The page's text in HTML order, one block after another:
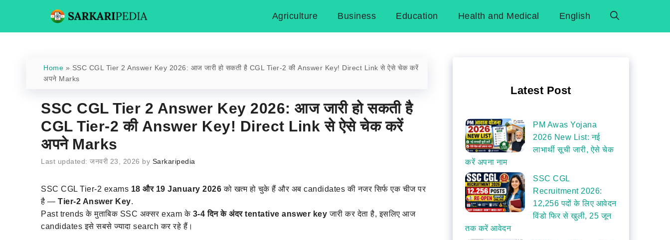
content
Agriculture Business Education Health and Medical English
Home » SSC CGL Tier 2 Answer Key 2026: आज जारी हो सकती है CGL Tier-2 की Answer Key! Direct Link से ऐसे चेक करें
अपने Marks
SSC CGL Tier 2 Answer Key 2026: आज जारी हो सकती है
CGL Tier-2 की Answer Key! Direct Link से ऐसे चेक करें
अपने Marks
जनवरी 23, 2026 by Sarkaripedia
SSC CGL Tier-2 exams 18 और 19 January 2026 को खत्म हो चुके हैं और अब candidates की नजर सिर्फ एक चीज पर
है — Tier-2 Answer Key.
Past trends के मुताबिक SSC अक्सर exam के 3-4 दिन के अंदर tentative answer key जारी कर देता है, इसलिए आज
candidates इसे सबसे ज्यादा search कर रहे हैं।
Latest Post
PM Awas Yojana
2026 New List: नई
लाभार्थी सूची जारी, ऐसे चेक
करें अपना नाम
SSC CGL
Recruitment 2026:
12,256 पदों के लिए आवेदन
विंडो फिर से खुली, 25 जून
तक करें आवेदन